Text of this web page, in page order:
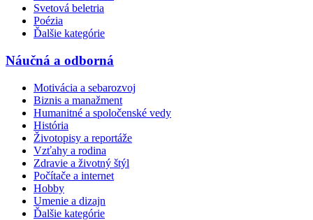
Svetová beletria
Poézia
Ďalšie kategórie
Náučná a odborná
Motivácia a sebarozvoj
Biznis a manažment
Humanitné a spoločenské vedy
História
Životopisy a reportáže
Vzťahy a rodina
Zdravie a životný štýl
Počítače a internet
Hobby
Umenie a dizajn
Ďalšie kategórie